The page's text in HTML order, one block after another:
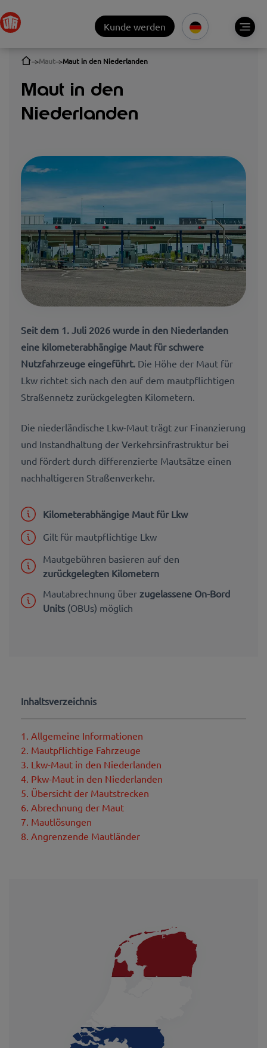
Kunde werden
Maut Maut in den Niederlanden
Maut in den
Niederlanden
Seit dem 1. Juli 2026 wurde in den Niederlanden
eine kilometerabhängige Maut für schwere
Nutzfahrzeuge eingeführt. Die Höhe der Maut für
Lkw richtet sich nach den auf dem mautpflichtigen
Straßennetz zurückgelegten Kilometern.
Die niederländische Lkw-Maut trägt zur Finanzierung
und Instandhaltung der Verkehrsinfrastruktur bei
und fördert durch differenzierte Mautsätze einen
nachhaltigeren Straßenverkehr.
Kilometerabhängige Maut für Lkw
Gilt für mautpflichtige Lkw
Mautgebühren basieren auf den
zurückgelegten Kilometern
Mautabrechnung über zugelassene On-Bord
Units (OBUs) möglich
Inhaltsverzeichnis
1. Allgemeine Informationen
2. Mautpflichtige Fahrzeuge
3. Lkw-Maut in den Niederlanden
4. Pkw-Maut in den Niederlanden
5. Übersicht der Mautstrecken
6. Abrechnung der Maut
7. Mautlösungen
8. Angrenzende Mautländer